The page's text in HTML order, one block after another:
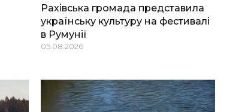
Рахівська громада представила
українську культуру на фестивалі
в Румунії
05.08.2026